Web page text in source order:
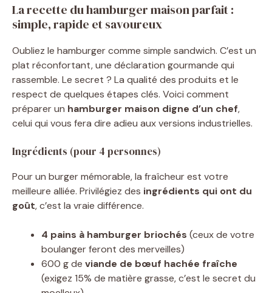
La recette du hamburger maison parfait :
simple, rapide et savoureux
Oubliez le hamburger comme simple sandwich. C’est un
plat réconfortant, une déclaration gourmande qui
rassemble. Le secret ? La qualité des produits et le
respect de quelques étapes clés. Voici comment
préparer un hamburger maison digne d’un chef,
celui qui vous fera dire adieu aux versions industrielles.
Ingrédients (pour 4 personnes)
Pour un burger mémorable, la fraîcheur est votre
meilleure alliée. Privilégiez des ingrédients qui ont du
goût, c’est la vraie différence.
4 pains à hamburger briochés (ceux de votre
boulanger feront des merveilles)
600 g de viande de bœuf hachée fraîche
(exigez 15% de matière grasse, c’est le secret du